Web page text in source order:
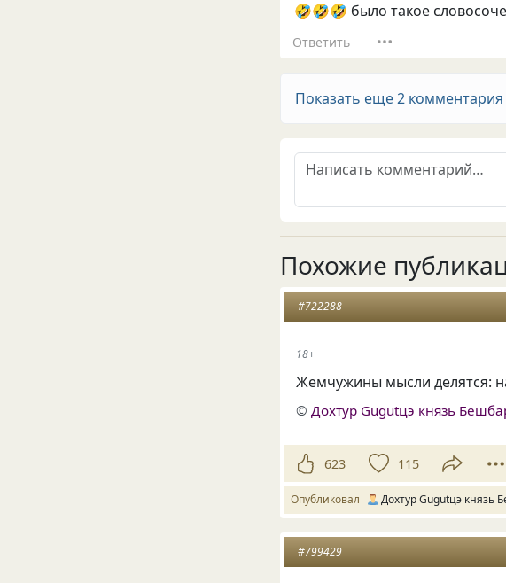
🤣🤣🤣 было такое
Ответить
Показать еще 2 комментария
Похожие
#722288
18+
Жемчужины мысли делятся:
©Дохтур Gugutцэ князь
623 115
Опубликовал Дохтур Gugutцэ князь
#799429